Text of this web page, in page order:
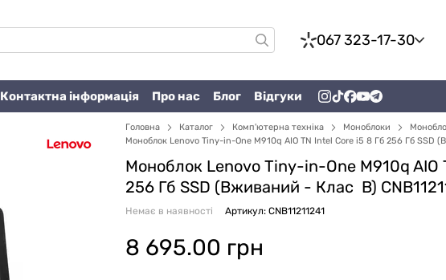
067 323-17-30
Контактна інформація Про нас Блог Відгуки
Головна Каталог Комп'ютерна техніка Моноблоки
Моноблок Lenovo Tiny-in-One M910q AIO TN Intel Core i5 8 Гб 256 Гб SSD
Моноблок Lenovo Tiny-in-One M910q AIO
256 Гб SSD (Вживаний - Клас B)
Немає в наявності Артикул: CNB11211241
8 695.00 грн